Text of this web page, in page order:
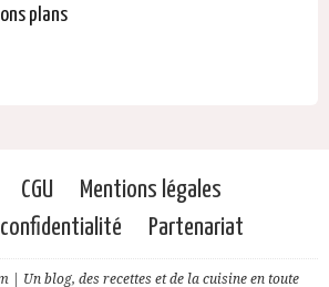
plans
CGU
Mentions légales
Partenariat
| Un blog, des recettes et de la cuisine en toute